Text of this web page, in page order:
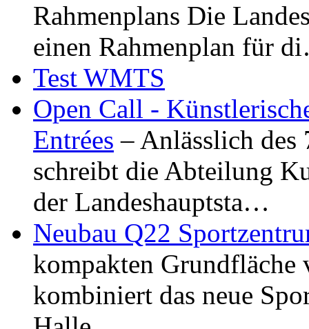
Rahmenplans Die
einen Rahmenplan für
Test WMTS
Open Call -
Entrées – Anlässlich
schreibt die Abteilung
der Landeshauptsta…
Neubau Q22
kompakten Grundfläche
kombiniert das neue